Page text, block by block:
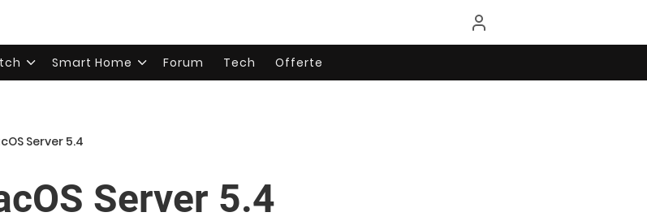
Smart Home Forum Tech Offerte
Server 5.4
Server 5.4